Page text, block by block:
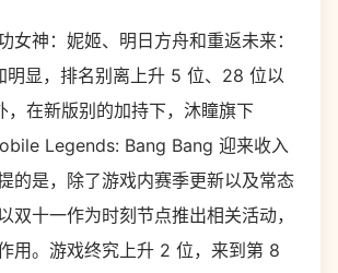
女神：妮姬、明日方舟和重返未来：
明显，排名别离上升 5 位、28 位以
，在新版别的加持下，沐瞳旗下
Legends: Bang Bang 迎来收入
的是，除了游戏内赛季更新以及常态
双十一作为时刻节点推出相关活动，
用。游戏终究上升 2 位，来到第 8